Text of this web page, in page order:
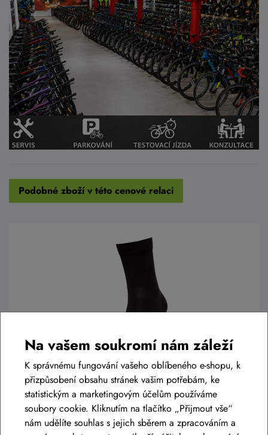
Podobné zboží v této cenové relaci
Ponožky SILVINI Orino UA1809 black-
charcoal
299 Kč
Skladem eshop
Na vašem soukromí nám záleží
K správnému fungování vašeho oblíbeného e-shopu, k
přizpůsobení obsahu stránek vašim potřebám, ke
statistickým a marketingovým účelům používáme
soubory cookie. Kliknutím na tlačítko „Přijmout vše“
nám udělíte souhlas s jejich sběrem a zpracováním a